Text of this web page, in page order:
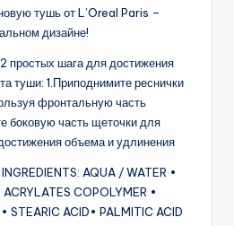
тушь от L’Oreal Paris –
дизайне!
2 простых шага для достижения
туши: 1.Приподнимите реснички
фронтальную часть
боковую часть щеточки для
объема и удлинения
AQUA / WATER •
COPOLYMER •
STEARIC ACID• PALMITIC ACID